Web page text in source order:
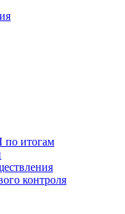
по итогам
контроля